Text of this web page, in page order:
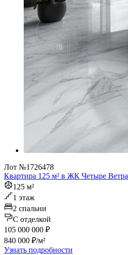
Лот №1726478
Квартира 125 м² в ЖК Четыре Ветра
125 м²
1 этаж
2 спальни
C отделкой
105 000 000 ₽
840 000 ₽/м²
Узнать подробности